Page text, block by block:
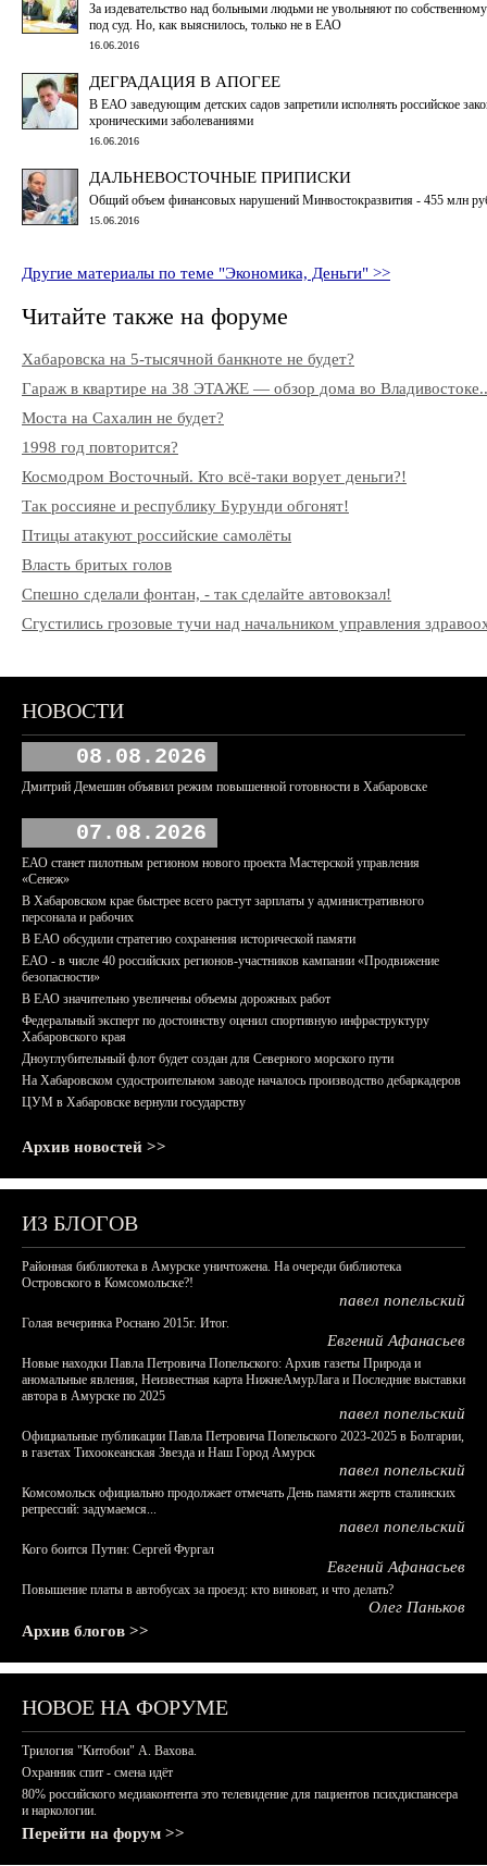
За издевательство над больными людьми не увольняют по
под суд. Но, как выяснилось, только не в ЕАО
16.06.2016
ДЕГРАДАЦИЯ В АПОГЕЕ
В ЕАО заведующим детских садов запретили исполнять российское
хроническими заболеваниями
16.06.2016
ДАЛЬНЕВОСТОЧНЫЕ ПРИПИСКИ
Общий объем финансовых нарушений Минвостокразвития - 455 млн
15.06.2016
Другие материалы по теме "Экономика, Деньги" >>
Читайте также на форуме
Хабаровска на 5-тысячной банкноте не будет?
Гараж в квартире на 38 ЭТАЖЕ — обзор дома во
Моста на Сахалин не будет?
1998 год повторится?
Космодром Восточный. Кто всё-таки ворует деньги?!
Так россияне и республику Бурунди обгонят!
Птицы атакуют российские самолёты
Власть бритых голов
Спешно сделали фонтан, - так сделайте автовокзал!
Сгустились грозовые тучи над начальником управления
НОВОСТИ
08.08.2026
Дмитрий Демешин объявил режим повышенной готовности в Хабаровске
07.08.2026
ЕАО станет пилотным регионом нового проекта Мастерской управления
«Сенеж»
В Хабаровском крае быстрее всего растут зарплаты у административного
персонала и рабочих
В ЕАО обсудили стратегию сохранения исторической памяти
ЕАО - в числе 40 российских регионов-участников кампании «Продвижение
безопасности»
В ЕАО значительно увеличены объемы дорожных работ
Федеральный эксперт по достоинству оценил спортивную инфраструктуру
Хабаровского края
Дноуглубительный флот будет создан для Северного морского пути
На Хабаровском судостроительном заводе началось производство дебаркадеров
ЦУМ в Хабаровске вернули государству
Архив новостей >>
ИЗ БЛОГОВ
Районная библиотека в Амурске уничтожена. На очереди библиотека
Островского в Комсомольске?!
павел попельский
Голая вечеринка Роснано 2015г. Итог.
Евгений Афанасьев
Новые находки Павла Петровича Попельского: Архив газеты Природа и
аномальные явления, Неизвестная карта НижнеАмурЛага и Последние выставки
автора в Амурске по 2025
павел попельский
Официальные публикации Павла Петровича Попельского 2023-2025 в Болгарии,
в газетах Тихоокеанская Звезда и Наш Город Амурск
павел попельский
Комсомольск официально продолжает отмечать День памяти жертв сталинских
репрессий: задумаемся...
павел попельский
Кого боится Путин: Сергей Фургал
Евгений Афанасьев
Повышение платы в автобусах за проезд: кто виноват, и что делать?
Олег Паньков
Архив блогов >>
НОВОЕ НА ФОРУМЕ
Трилогия "Китобои" А. Вахова.
Охранник спит - смена идёт
80% российского медиаконтента это телевидение для пациентов психдиспансера
и наркологии.
Перейти на форум >>